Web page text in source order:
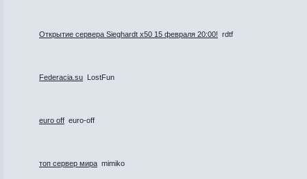
Открытие сервера Sieghardt x50 15 февраля 20:00! rdtf
Federacia.su LostFun
euro off euro-off
топ сервер мира mimiko